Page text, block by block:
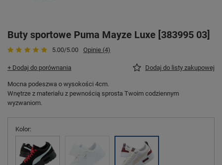
Buty sportowe Puma Mayze Luxe [383995 03]
5.00/5.00 Opinie (4)
+ Dodaj do porównania Dodaj do listy zakupowej
Mocna podeszwa o wysokości 4cm.
Wnętrze z materiału z pewnością sprosta Twoim codziennym
wyzwaniom.
Kolor